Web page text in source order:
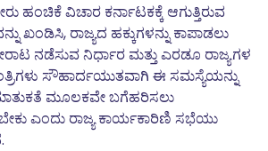
ಹಂಚಿಕೆ ವಿಚಾರ ಕರ್ನಾಟಕಕ್ಕೆ ಆಗುತ್ತಿರುವ
ಖಂಡಿಸಿ, ರಾಜ್ಯದ ಹಕ್ಕುಗಳನ್ನು ಕಾಪಾಡಲು
ನಡೆಸುವ ನಿರ್ಧಾರ ಮತ್ತು ಎರಡೂ ರಾಜ್ಯಗಳ
ಸೌಹಾರ್ದಯುತವಾಗಿ ಈ ಸಮಸ್ಯೆಯನ್ನು
ಮೂಲಕವೇ ಬಗೆಹರಿಸಲು
ಎಂದು ರಾಜ್ಯ ಕಾರ್ಯಕಾರಿಣಿ ಸಭೆಯು